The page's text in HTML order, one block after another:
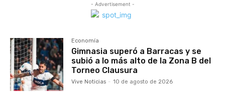
- Advertisement -
Economía
Gimnasia superó a Barracas y se
subió a lo más alto de la Zona B del
Torneo Clausura
Vive Noticias - 10 de agosto de 2026